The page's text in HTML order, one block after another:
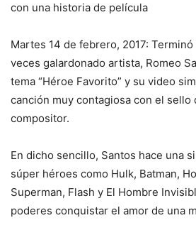
con una historia de película
Martes 14 de febrero, 2017:
veces galardonado artista, Romeo
tema “Héroe Favorito” y su video
canción muy contagiosa con el sello
compositor.
En dicho sencillo, Santos hace una
súper héroes como Hulk, Batman,
Superman, Flash y El Hombre
poderes conquistar el amor de una